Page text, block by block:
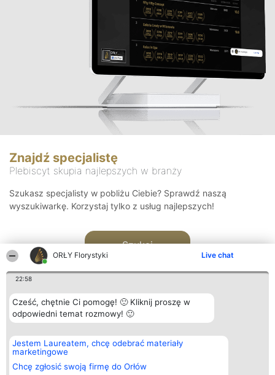
ORŁY Florystyki Live chat
22:58
Cześć, chętnie Ci pomogę! 🙂 Kliknij proszę w
odpowiedni temat rozmowy! 🙂
Jestem Laureatem, chcę odebrać materiały
marketingowe
Chcę zgłosić swoją firmę do Orłów
Znajdź specjalistę
Plebiscyt skupia najlepszych w branży
Szukasz specjalisty w pobliżu Ciebie? Sprawdź naszą
wyszukiwarkę. Korzystaj tylko z usług najlepszych!
Szukaj
Organizator plebiscytu
Bright Side Solutions sp. z o.
o. sp. k.
ul. Ruska 22
Wrocław 50-079
Plebiscyt
Laureaci
wszystkich
Laureatów
Kontakt
Kontakt